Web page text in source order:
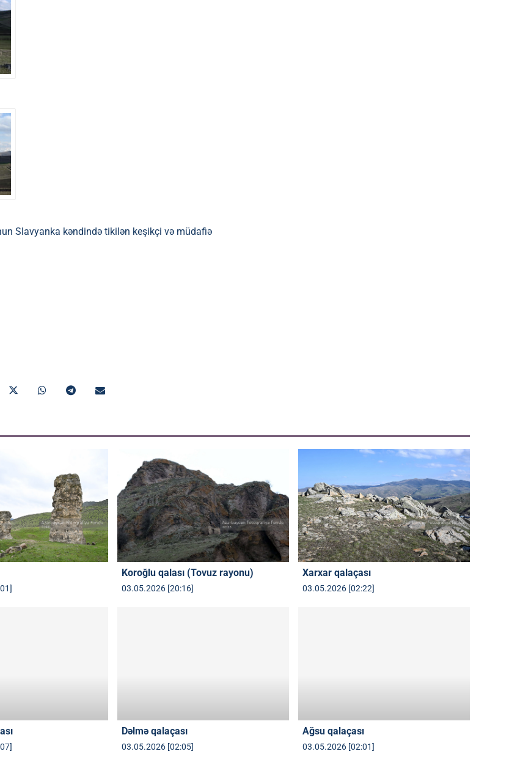
Slavyanka kəndində tikilən keşikçi və müdafiə
Koroğlu qalası (Tovuz rayonu)
03.05.2026 [20:16]
Xarxar qalaçası
03.05.2026 [02:22]
Dəlmə qalaçası
03.05.2026 [02:05]
Ağsu qalaçası
03.05.2026 [02:01]